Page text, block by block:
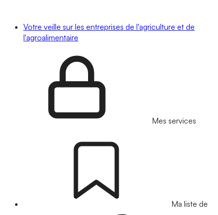
Votre veille sur les entreprises de l'agriculture et de
l'agroalimentaire
Mes services
Ma liste de